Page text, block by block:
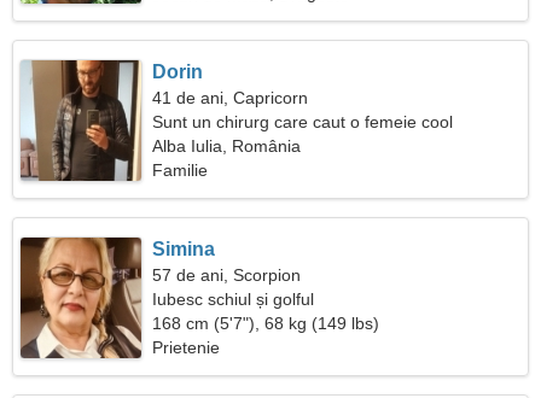
Dorin
41 de ani, Capricorn
Sunt un chirurg care caut o femeie cool
Alba Iulia, România
Familie
Simina
57 de ani, Scorpion
Iubesc schiul și golful
168 cm (5'7"), 68 kg (149 lbs)
Prietenie